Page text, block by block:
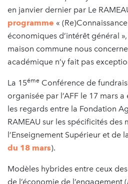
en janvier dernier par Le
programme «
économiques d’intérêt général
maison commune nous
académique n’y fait pas
La 15éme Conférence de
organisée par l’AFF le 17 mars
les regards entre la Fondation
RAMEAU sur les spécificités des
l’Enseignement Supérieur et de
du 18 mars).
Modèles hybrides entre ceux
de l’économie de l’engagement